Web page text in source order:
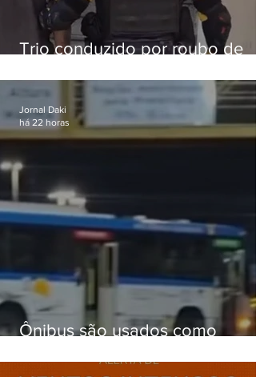
Trio conduzido por roubo de
passagens
Ônibus são usados como
Gardênia Azul
Jornal Daki
há 22 horas